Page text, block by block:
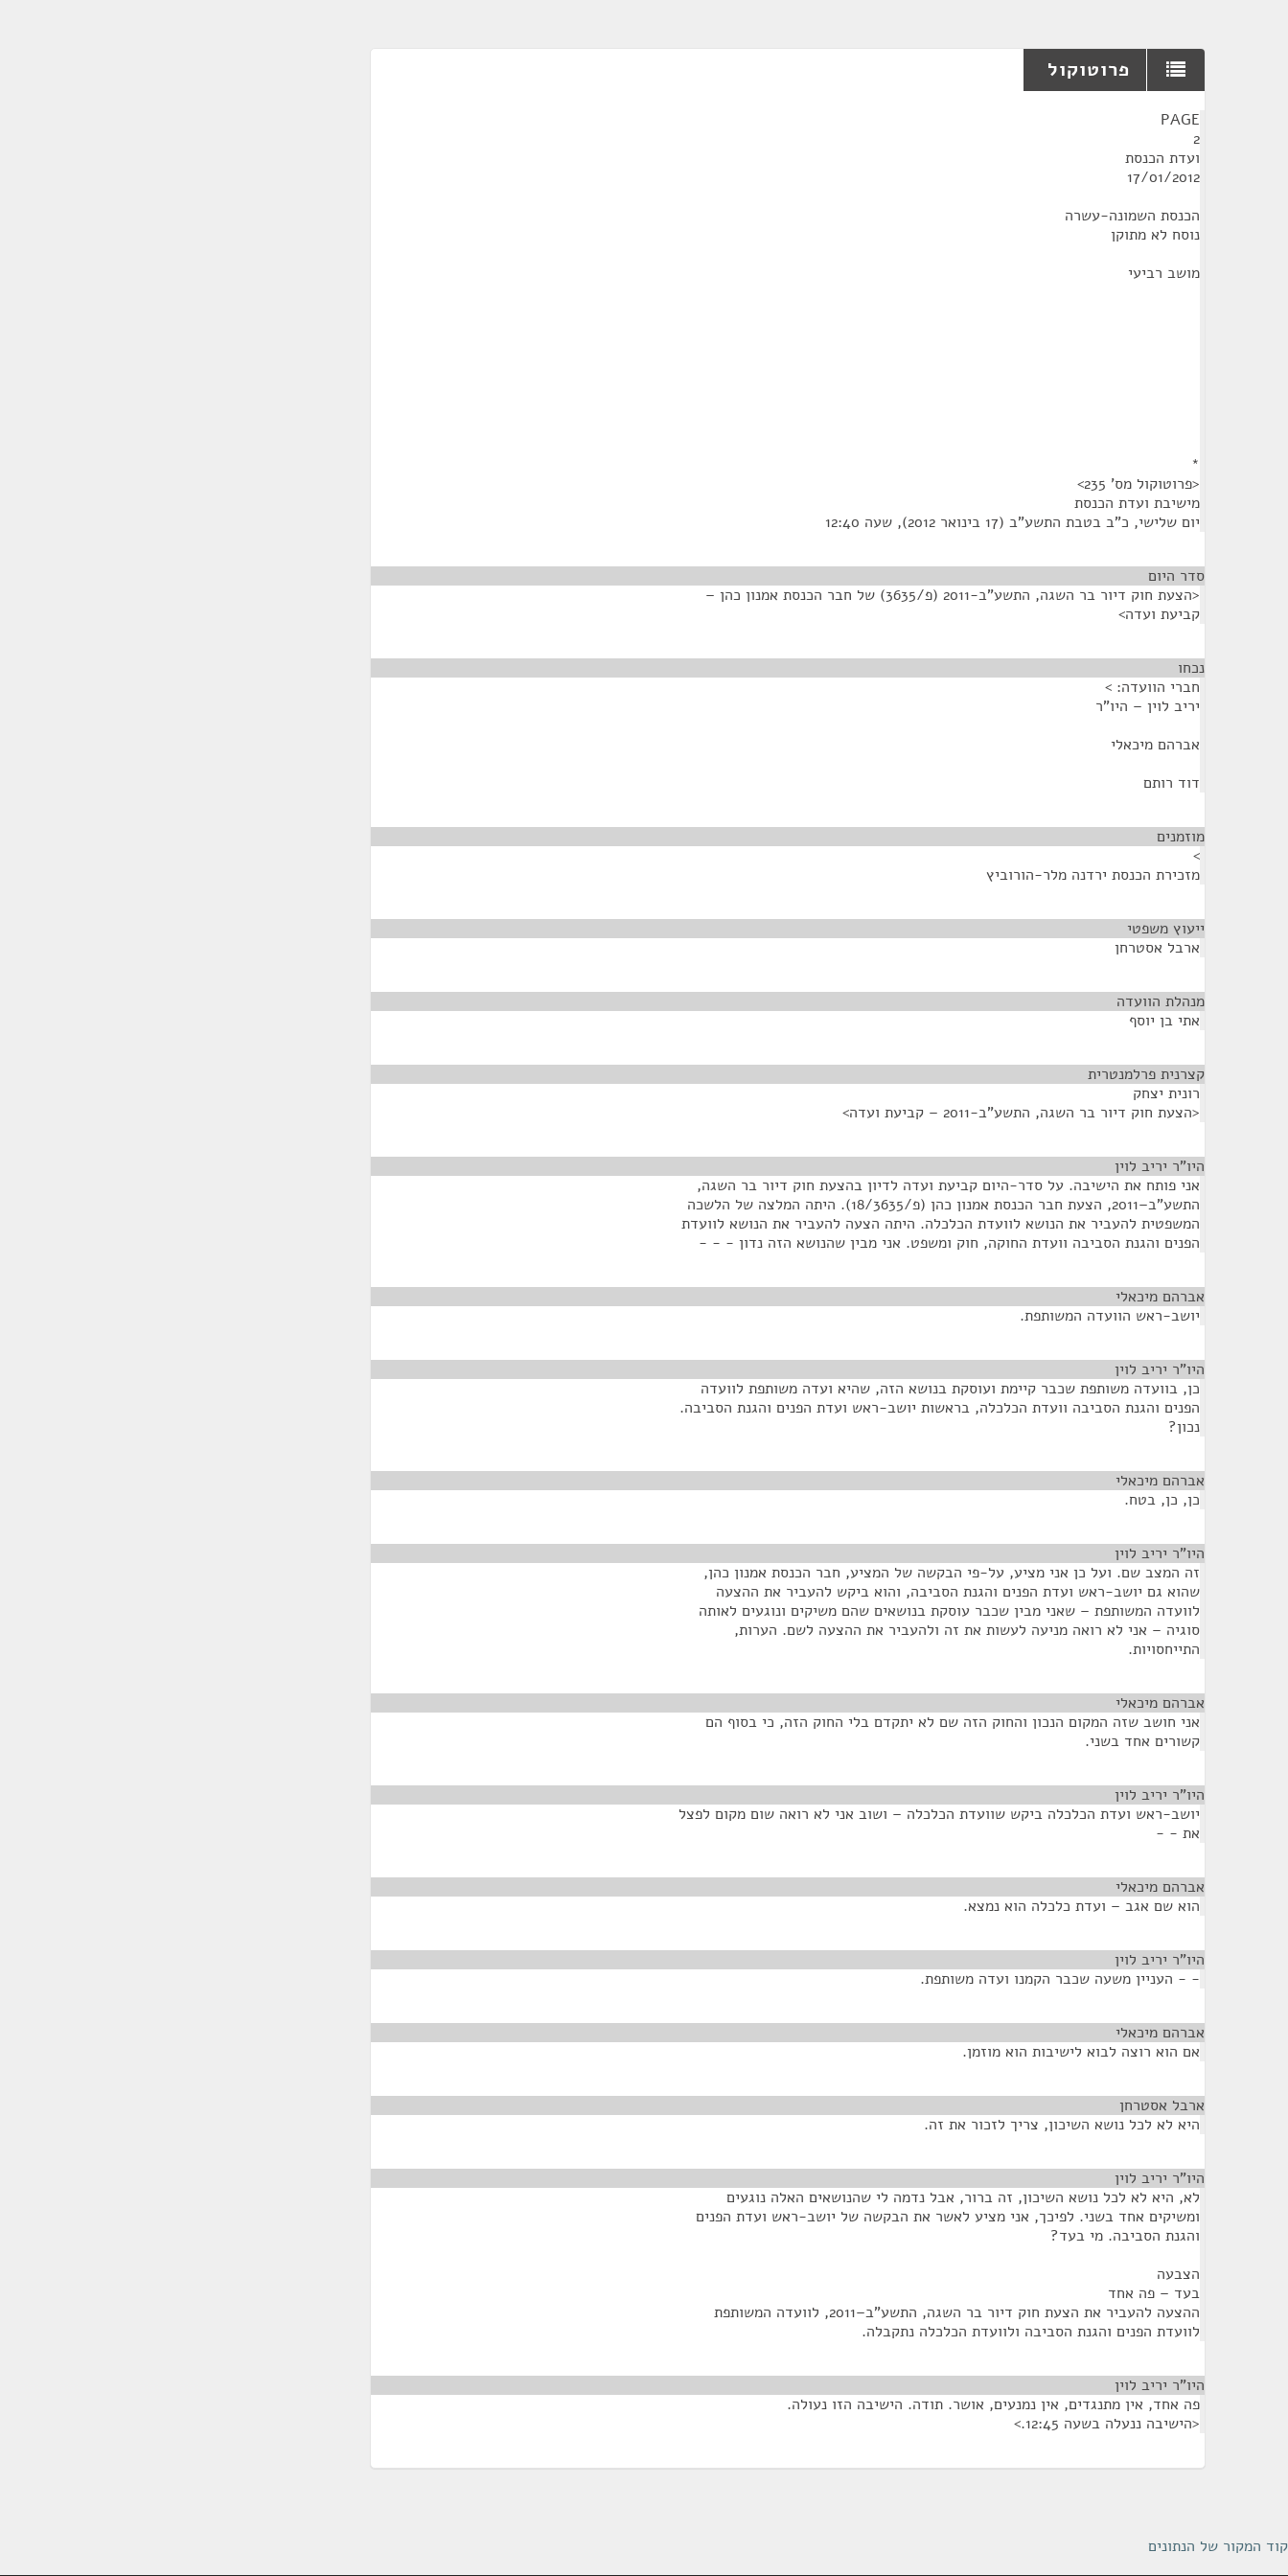
פרוטוקול
PAGE
2
ועדת הכנסת
17/01/2012
הכנסת השמונה-עשרה
נוסח לא מתוקן
מושב רביעי
*
<פרוטוקול מס' 235>
מישיבת ועדת הכנסת
יום שלישי, כ"ב בטבת התשע"ב (17 בינואר 2012), שעה 12:40
סדר היום
<הצעת חוק דיור בר השגה, התשע"ב-2011 (פ/3635) של חבר הכנסת אמנון כהן –
קביעת ועדה>
נכחו
חברי הוועדה: >
יריב לוין – היו"ר
אברהם מיכאלי
דוד רותם
מוזמנים
>
מזכירת הכנסת ירדנה מלר-הורוביץ
ייעוץ משפטי
ארבל אסטרחן
מנהלת הוועדה
אתי בן יוסף
קצרנית פרלמנטרית
רונית יצחק
<הצעת חוק דיור בר השגה, התשע"ב-2011 – קביעת ועדה>
היו"ר יריב לוין
אני פותח את הישיבה. על סדר-היום קביעת ועדה לדיון בהצעת חוק דיור בר השגה,
התשע"ב–2011, הצעת חבר הכנסת אמנון כהן (פ/18/3635). היתה המלצה של הלשכה
המשפטית להעביר את הנושא לוועדת הכלכלה. היתה הצעה להעביר את הנושא לוועדת
הפנים והגנת הסביבה וועדת החוקה, חוק ומשפט. אני מבין שהנושא הזה נדון - - -
אברהם מיכאלי
יושב-ראש הוועדה המשותפת.
היו"ר יריב לוין
כן, בוועדה משותפת שכבר קיימת ועוסקת בנושא הזה, שהיא ועדה משותפת לוועדה
הפנים והגנת הסביבה וועדת הכלכלה, בראשות יושב-ראש ועדת הפנים והגנת הסביבה.
נכון?
אברהם מיכאלי
כן, כן, בטח.
היו"ר יריב לוין
זה המצב שם. ועל כן אני מציע, על-פי הבקשה של המציע, חבר הכנסת אמנון כהן,
שהוא גם יושב-ראש ועדת הפנים והגנת הסביבה, והוא ביקש להעביר את ההצעה
לוועדה המשותפת – שאני מבין שכבר עוסקת בנושאים שהם משיקים ונוגעים לאותה
סוגיה – אני לא רואה מניעה לעשות את זה ולהעביר את ההצעה לשם. הערות,
התייחסויות.
אברהם מיכאלי
אני חושב שזה המקום הנכון והחוק הזה שם לא יתקדם בלי החוק הזה, כי בסוף הם
קשורים אחד בשני.
היו"ר יריב לוין
יושב-ראש ועדת הכלכלה ביקש שוועדת הכלכלה – ושוב אני לא רואה שום מקום לפצל
את - -
אברהם מיכאלי
הוא שם אגב – ועדת כלכלה הוא נמצא.
היו"ר יריב לוין
- - העניין משעה שכבר הקמנו ועדה משותפת.
אברהם מיכאלי
אם הוא רוצה לבוא לישיבות הוא מוזמן.
ארבל אסטרחן
היא לא לכל נושא השיכון, צריך לזכור את זה.
היו"ר יריב לוין
לא, היא לא לכל נושא השיכון, זה ברור, אבל נדמה לי שהנושאים האלה נוגעים
ומשיקים אחד בשני. לפיכך, אני מציע לאשר את הבקשה של יושב-ראש ועדת הפנים
והגנת הסביבה. מי בעד?
הצבעה
בעד – פה אחד
ההצעה להעביר את הצעת חוק דיור בר השגה, התשע"ב–2011, לוועדה המשותפת
לוועדת הפנים והגנת הסביבה ולוועדת הכלכלה נתקבלה.
היו"ר יריב לוין
פה אחד, אין מתנגדים, אין נמנעים, אושר. תודה. הישיבה הזו נעולה.
<הישיבה ננעלה בשעה 12:45.>
קוד המקור של הנתונים